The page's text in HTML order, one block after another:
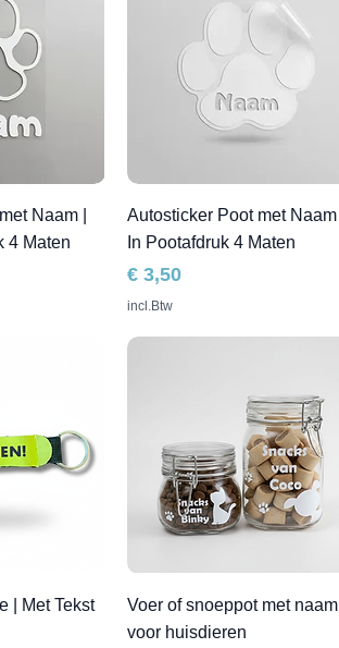
Naam |
4 Maten
Autosticker Poot met Naam |
In Pootafdruk 4 Maten
Prijs
€ 3,50
incl.Btw
| Met Tekst
Voer of snoeppot met naam
voor huisdieren